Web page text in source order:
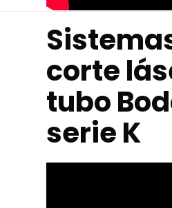
corte
tubo
serie K